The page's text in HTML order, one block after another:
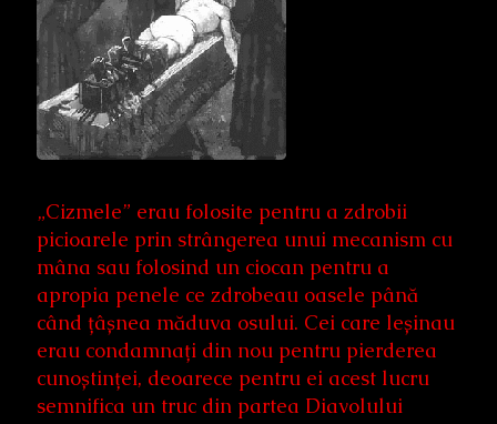
„Cizmele” erau folosite pentru a zdrobii
picioarele prin strângerea unui mecanism cu
mâna sau folosind un ciocan pentru a
apropia penele ce zdrobeau oasele până
când țâșnea măduva osului. Cei care leșinau
erau condamnați din nou pentru pierderea
cunoștinței, deoarece pentru ei acest lucru
semnifica un truc din partea Diavolului